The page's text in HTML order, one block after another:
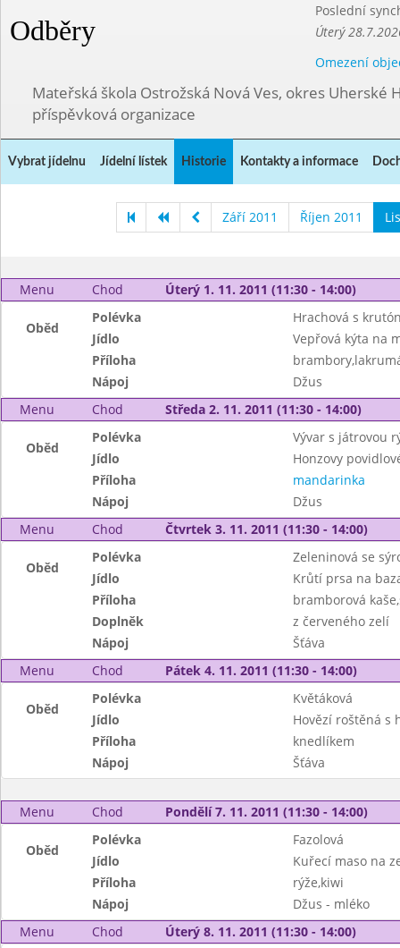
Odběry
Poslední
Úterý
Omezení
Mateřská škola Ostrožská Nová Ves, okres Uherské
příspěvková organizace
Vybrat jídelnu Jídelní lístek Historie Kontakty a informace
Září 2011 Říjen 2011
Menu Chod Úterý 1. 11. 2011 (11:30 - 14:00)
Oběd
Polévka
Hrachová s
Jídlo
Vepřová kýta na
Příloha
Nápoj
Džus
Menu
Chod Středa 2. 11. 2011 (11:30 - 14:00)
Oběd
Polévka
Vývar s játrovou
Jídlo
Honzovy
Příloha
mandarinka
Nápoj
Džus
Menu
Chod Čtvrtek 3. 11. 2011 (11:30 - 14:00)
Oběd
Polévka
Zeleninová se
Jídlo
Krůtí prsa na
Příloha
bramborová
Doplněk
z červeného zelí
Nápoj
Šťáva
Menu
Chod Pátek 4. 11. 2011 (11:30 - 14:00)
Oběd
Polévka
Květáková
Jídlo
Hovězí roštěná s
Příloha
knedlíkem
Nápoj
Šťáva
Menu Chod Pondělí 7. 11. 2011 (11:30 - 14:00)
Oběd
Polévka
Fazolová
Jídlo
Kuřecí maso na
Příloha
rýže,kiwi
Nápoj
Džus - mléko
Menu
Chod Úterý 8. 11. 2011 (11:30 - 14:00)